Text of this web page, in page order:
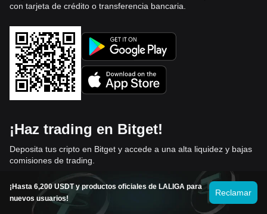
con tarjeta de crédito o transferencia bancaria.
¡Haz trading en Bitget!
Deposita tus cripto en Bitget y accede a una alta liquidez y bajas
comisiones de trading.
Haz trading ahora
¡Hasta 6,200 USDT y productos oficiales de LALIGA para
nuevos usuarios!
Reclamar